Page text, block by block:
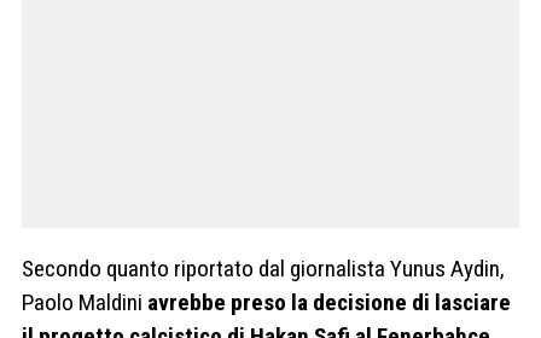
Secondo quanto riportato dal giornalista Yunus Aydin,
Paolo Maldini avrebbe preso la decisione di lasciare